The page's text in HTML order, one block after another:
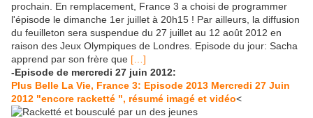
prochain. En remplacement, France 3 a choisi de programmer
l'épisode le dimanche 1er juillet à 20h15 ! Par ailleurs, la diffusion
du feuilleton sera suspendue du 27 juillet au 12 août 2012 en
raison des Jeux Olympiques de Londres. Episode du jour: Sacha
apprend par son frère que […]
-Episode de mercredi 27 juin 2012:
Plus Belle La Vie, France 3: Episode 2013 Mercredi 27 Juin
2012 "encore racketté ", résumé imagé et vidéo<